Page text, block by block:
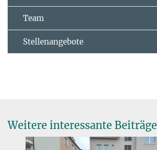
Team
Stellenangebote
Weitere interessante Beiträge